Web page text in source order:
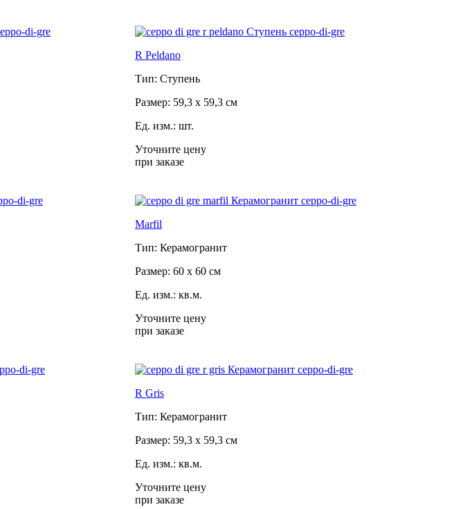
R Peldano
Тип: Ступень
Размер: 59,3 x 59,3 см
Ед. изм.: шт.
Уточните цену
при заказе
Marfil
Тип: Керамогранит
Размер: 60 x 60 см
Ед. изм.: кв.м.
Уточните цену
при заказе
R Gris
Тип: Керамогранит
Размер: 59,3 x 59,3 см
Ед. изм.: кв.м.
Уточните цену
при заказе